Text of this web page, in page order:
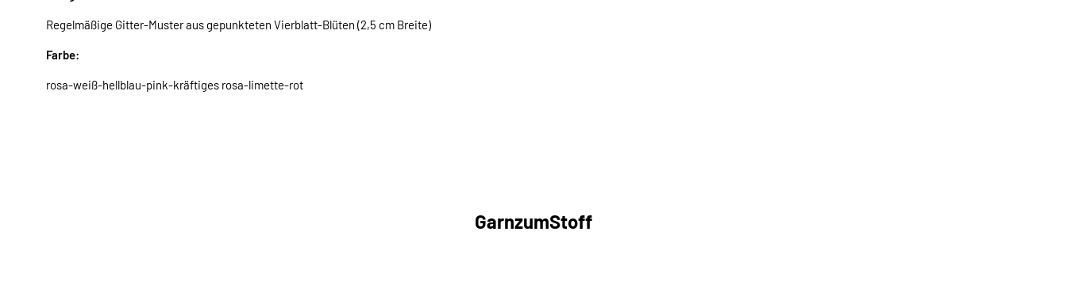
Regelmäßige Gitter-Muster aus gepunkteten Vierblatt-Blüten (2,5 cm Breite)
Farbe:
rosa-weiß-hellblau-pink-kräftiges rosa-limette-rot
GarnzumStoff